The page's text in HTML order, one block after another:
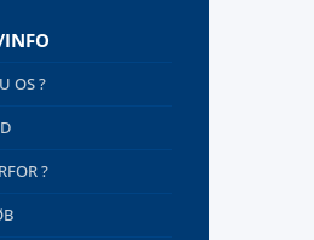
INFO
OS ?
?